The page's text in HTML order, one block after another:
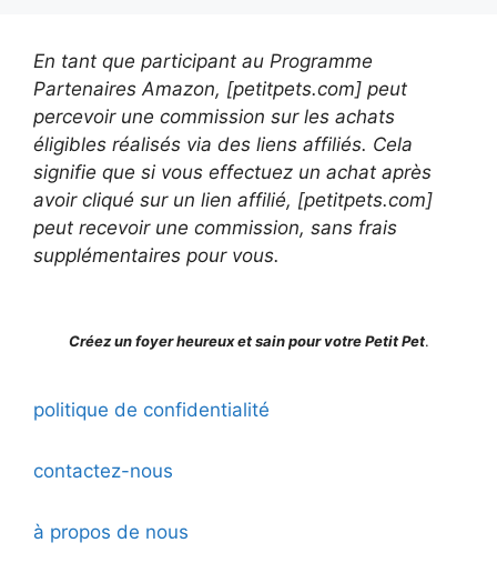
En tant que participant au Programme
Partenaires Amazon, [petitpets.com] peut
percevoir une commission sur les achats
éligibles réalisés via des liens affiliés. Cela
signifie que si vous effectuez un achat après
avoir cliqué sur un lien affilié, [petitpets.com]
peut recevoir une commission, sans frais
supplémentaires pour vous.
Créez un foyer heureux et sain pour votre Petit Pet.
politique de confidentialité
contactez-nous
à propos de nous